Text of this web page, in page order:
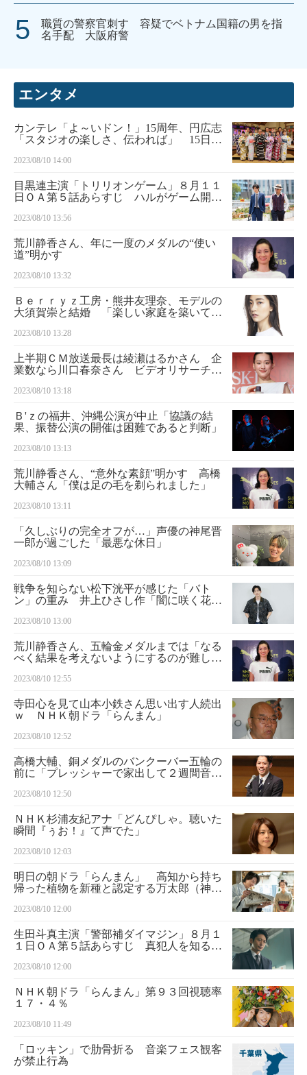
職質の警察官刺す 容疑でベトナム国籍の男を指
名手配 大阪府警
エンタメ
カンテレ「よ～いドン！」15周年、円広志
「スタジオの楽しさ、伝われば」 15日夜
2023/08/10 14:00
目黒連主演「トリリオンゲーム」８月１１
日ＯＡ第５話あらすじ ハルがゲーム開発
2023/08/10 13:56
荒川静香さん、年に一度のメダルの“使い
道”明かす
2023/08/10 13:32
Ｂｅｒｒｙｚ工房・熊井友理奈、モデルの
大須賀崇と結婚 「楽しい家庭を築いてい
2023/08/10 13:28
上半期ＣＭ放送最長は綾瀬はるかさん 企
業数なら川口春奈さん ビデオリサーチ調
2023/08/10 13:18
Ｂ'ｚの福井、沖縄公演が中止「協議の結
果、振替公演の開催は困難であると判断」
2023/08/10 13:13
荒川静香さん、“意外な素顔”明かす 高橋
大輔さん「僕は足の毛を剃られました」
2023/08/10 13:11
「久しぶりの完全オフが…」声優の神尾晋
一郎が過ごした「最悪な休日」
2023/08/10 13:09
戦争を知らない松下洸平が感じた「バト
ン」の重み 井上ひさし作「闇に咲く花」
2023/08/10 13:00
荒川静香さん、五輪金メダルまでは「なる
べく結果を考えないようにするのが難しか
2023/08/10 12:55
寺田心を見て山本小鉄さん思い出す人続出
ｗ ＮＨＫ朝ドラ「らんまん」
2023/08/10 12:52
高橋大輔、銅メダルのバンクーバー五輪の
前に「プレッシャーで家出して２週間音信
2023/08/10 12:50
ＮＨＫ杉浦友紀アナ「どんぴしゃ。聴いた
瞬間『ぅお！』て声でた」
2023/08/10 12:03
明日の朝ドラ「らんまん」 高知から持ち
帰った植物を新種と認定する万太郎（神木
2023/08/10 12:00
生田斗真主演「警部補ダイマジン」８月１
１日ＯＡ第５話あらすじ 真犯人を知る少
た平安（向井理）は…
2023/08/10 12:00
ＮＨＫ朝ドラ「らんまん」第９３回視聴率
１７・４％
2023/08/10 11:49
「ロッキン」で肋骨折る 音楽フェス観客
が禁止行為